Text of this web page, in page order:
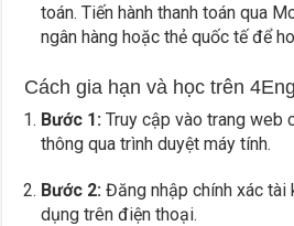
toán. Tiến hành thanh toán qua
ngân hàng hoặc thẻ quốc tế để
Cách gia hạn và học trên
Bước 1: Truy cập vào trang web
thông qua trình duyệt máy tính.
Bước 2: Đăng nhập chính xác
dụng trên điện thoại.